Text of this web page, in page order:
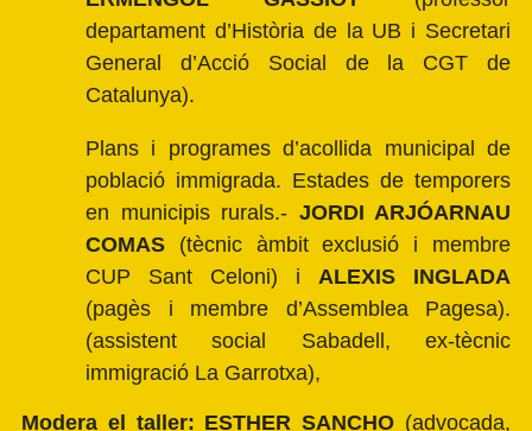
departament d’Història de la UB i Secretari
General d’Acció Social de la CGT de
Catalunya).
Plans i programes d’acollida municipal de
població immigrada. Estades de temporers
en municipis rurals.- JORDI ARJÓARNAU
COMAS (tècnic àmbit exclusió i membre
CUP Sant Celoni) i ALEXIS INGLADA
(pagès i membre d’Assemblea Pagesa).
(assistent social Sabadell, ex-tècnic
immigració La Garrotxa),
Modera el taller: ESTHER SANCHO (advocada,